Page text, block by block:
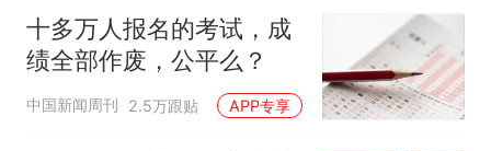
试前13名均遭淘汰？教育局：
已叫停招聘，成立调查组全面
核查
“不建议大家买深色蛋糕”上热
搜，网友：天塌了！
热
十多万人报名的考试，成绩
十多万人报名的考试，成
绩全部作废，公平么？
中国新闻周刊 2.5万跟贴 APP专享